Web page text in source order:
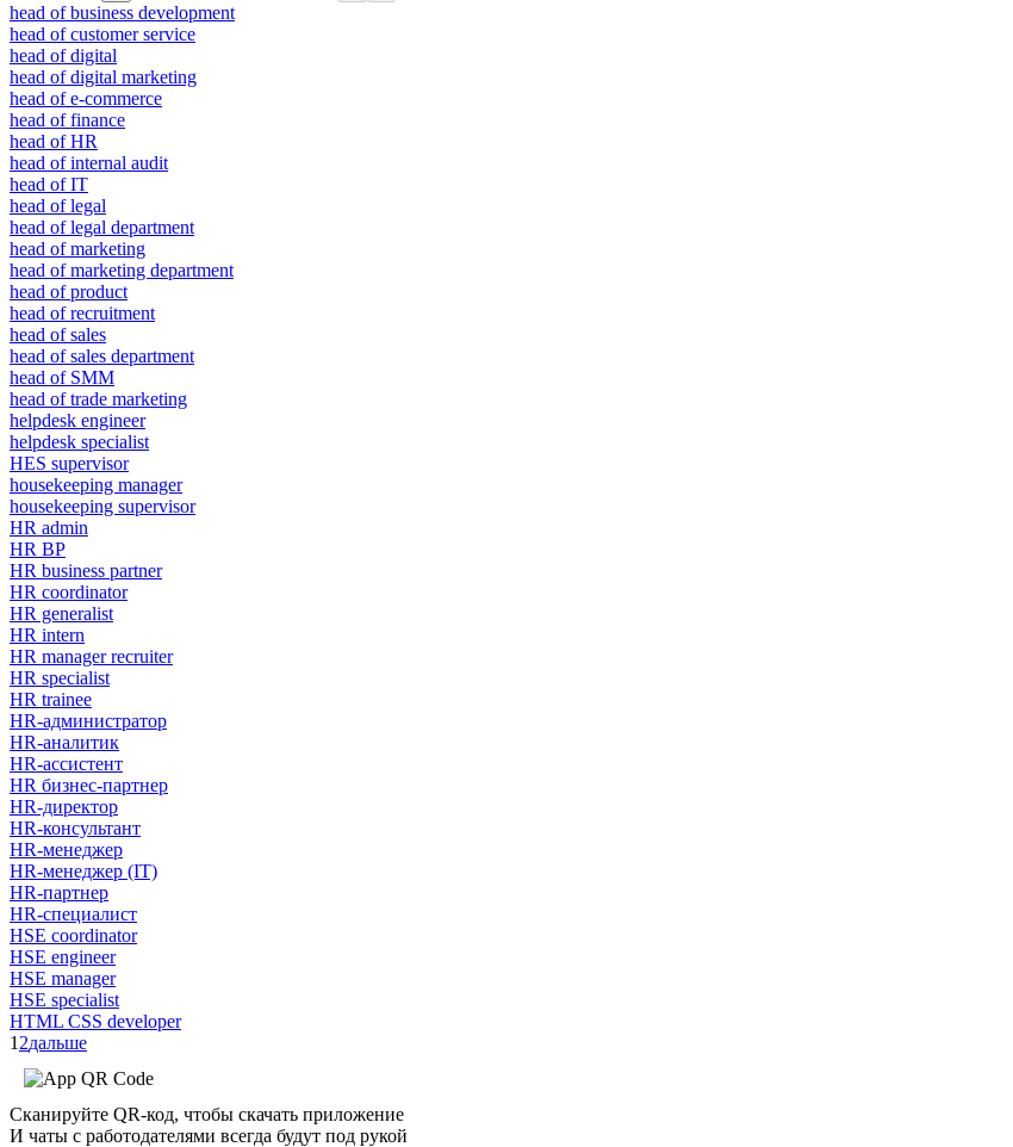
head of business development
head of customer service
head of digital
head of digital marketing
head of e-commerce
head of finance
head of HR
head of internal audit
head of IT
head of legal
head of legal department
head of marketing
head of marketing department
head of product
head of recruitment
head of sales
head of sales department
head of SMM
head of trade marketing
helpdesk engineer
helpdesk specialist
HES supervisor
housekeeping manager
housekeeping supervisor
HR admin
HR BP
HR business partner
HR coordinator
HR generalist
HR intern
HR manager recruiter
HR specialist
HR trainee
HR-администратор
HR-аналитик
HR-ассистент
HR бизнес-партнер
HR-директор
HR-консультант
HR-менеджер
HR-менеджер (IT)
HR-партнер
HR-специалист
HSE coordinator
HSE engineer
HSE manager
HSE specialist
HTML CSS developer
1 2дальше
Сканируйте QR-код, чтобы скачать приложение
И чаты с работодателями всегда будут под рукой